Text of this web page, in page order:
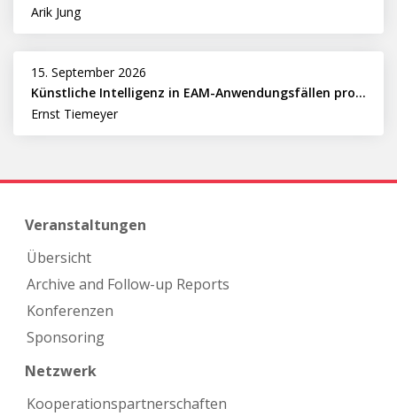
Arik Jung
15. September 2026
Künstliche Intelligenz in EAM-Anwendungsfällen professionell nutzen
Ernst Tiemeyer
Veranstaltungen
Übersicht
Archive and Follow-up Reports
Konferenzen
Sponsoring
Netzwerk
Kooperations­partnerschaften